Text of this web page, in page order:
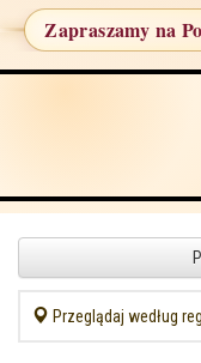
Zapraszamy na
Przeglądaj według